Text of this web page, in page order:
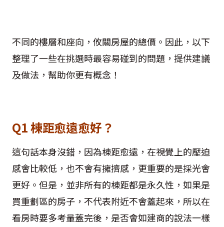
不同的樓層和座向，攸關房屋的總價。因此，以下
整理了一些在挑選時最容易碰到的問題，提供建議
及做法，幫助你更有概念！
Q1 棟距愈遠愈好？
這句話本身沒錯，因為棟距愈遠，在視覺上的壓迫
感會比較低，也不會有擁擠感，更重要的是採光會
更好。但是，並非所有的棟距都是永久性，如果是
買重劃區的房子，不代表附近不會蓋起來，所以在
看房時要多考量蓋完後，是否會如建商的說法一樣